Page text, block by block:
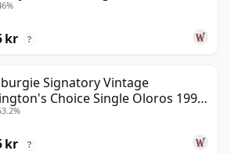
kr ?
Signatory Vintage
Choice Single Oloros 1995
gammal
kr ?